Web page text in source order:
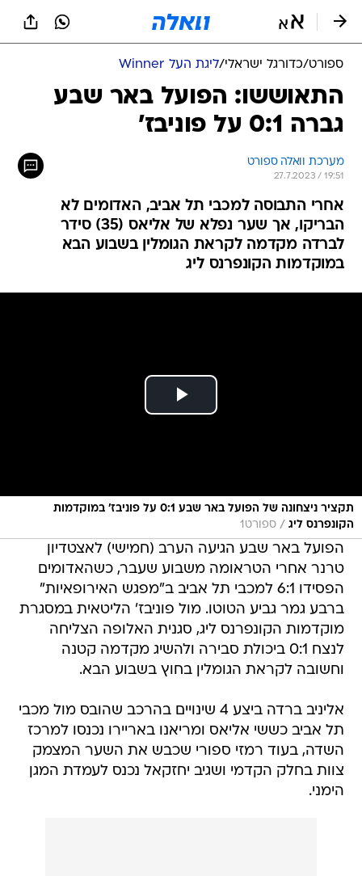
ספורט/כדורגל ישראלי/ליגת העל Winner
התאוששו: הפועל באר שבע
גברה 0:1 על פוניבז'
מערכת וואלה ספורט
27.7.2023 / 19:51
אחרי התבוסה למכבי תל אביב, האדומים לא
הבריקו, אך שער נפלא של אליאס (35) סידר
לברדה מקדמה לקראת הגומלין בשבוע הבא
במוקדמות הקונפרנס ליג
תקציר ניצחונה של הפועל באר שבע 0:1 על פוניבז' במוקדמות
הקונפרנס ליג / ספורט1
הפועל באר שבע הגיעה הערב (חמישי) לאצטדיון
טרנר אחרי הטראומה משבוע שעבר, כשהאדומים
הפסידו 6:1 למכבי תל אביב ב"מפגש האירופאיות"
ברבע גמר גביע הטוטו. מול פוניבז' הליטאית במסגרת
מוקדמות הקונפרנס ליג, סגנית האלופה הצליחה
לנצח 0:1 ביכולת סבירה ולהשיג מקדמה קטנה
וחשובה לקראת הגומלין בחוץ בשבוע הבא.
אליניב ברדה ביצע 4 שינויים בהרכב שהובס מול מכבי
תל אביב כששי אליאס ומריאנו באריירו נכנסו למרכז
השדה, בעוד רמזי ספורי שכבש את השער המצמק
צוות בחלק הקדמי ושגיב יחזקאל נכנס לעמדת המגן
הימני.